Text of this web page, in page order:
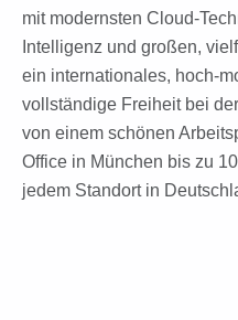
mit modernsten Cloud-
Intelligenz und großen,
ein internationales, hoch-
vollständige Freiheit bei
von einem schönen
Office in München bis zu
jedem Standort in